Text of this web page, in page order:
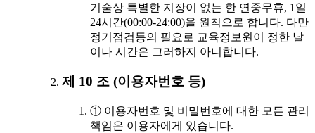
기술상 특별한 지장이 없는 한 연중무휴, 1일
24시간(00:00-24:00)을 원칙으로 합니다. 다만
정기점검등의 필요로 교육정보원이 정한 날
이나 시간은 그러하지 아니합니다.
제 10 조 (이용자번호 등)
① 이용자번호 및 비밀번호에 대한 모든 관리
책임은 이용자에게 있습니다.